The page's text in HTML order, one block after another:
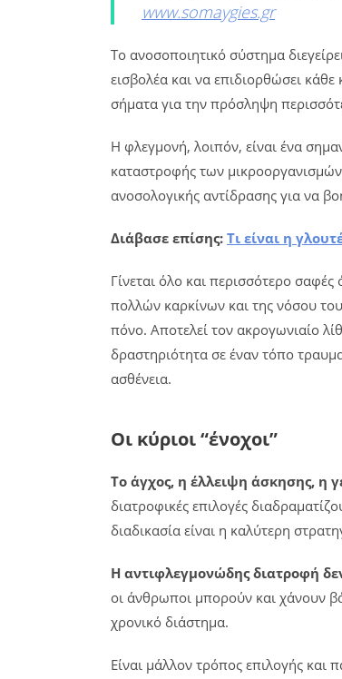
www.somaygies.gr
Το ανοσοποιητικό σύστημα
εισβολέα και να επιδιορθώσει
σήματα για την πρόσληψη
Η φλεγμονή, λοιπόν, είναι ένα
καταστροφής των
ανοσολογικής αντίδρασης για να
Διάβασε επίσης: Τι είναι η
Γίνεται όλο και περισσότερο
πολλών καρκίνων και της νόσου
πόνο. Αποτελεί τον ακρογωνιαίο
δραστηριότητα σε έναν τόπο
ασθένεια.
Οι κύριοι “ένοχοι”
Το άγχος, η έλλειψη άσκησης, η
διατροφικές επιλογές
διαδικασία είναι η καλύτερη
Η αντιφλεγμονώδης διατροφή
οι άνθρωποι μπορούν και χάνουν
χρονικό διάστημα.
Είναι μάλλον τρόπος επιλογής